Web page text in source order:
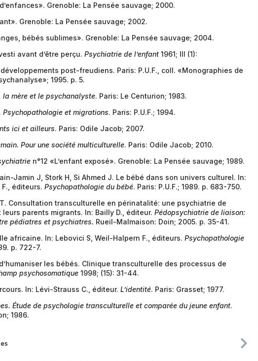
Grenoble: La Pensée sauvage; 2000.
Grenoble: La Pensée sauvage; 2002.
bébés sublimes». Grenoble: La Pensée sauvage; 2004.
avant d’être perçu. Psychiatrie de l’enfant 1961; III (1):
post-freudiens. Paris: P.U.F., coll. «Monographies de
1995. p. 5.
la mère et le psychanalyste. Paris: Le Centurion; 1983.
Psychopathologie et migrations. Paris: P.U.F.; 1994.
ici et ailleurs. Paris: Odile Jacob; 2007.
Pour une société multiculturelle. Paris: Odile Jacob; 2010.
n°12 «L’enfant exposé». Grenoble: La Pensée sauvage; 1989.
Jamin J, Stork H, Si Ahmed J. Le bébé dans son univers culturel. In:
éditeurs. Psychopathologie du bébé. Paris: P.U.F.; 1989. p. 683-750.
T. Consultation transculturelle en périnatalité: une psychiatrie de
parents migrants. In: Bailly D., éditeur. Pédopsychiatrie de liaison:
pédiatres et psychiatres. Rueil-Malmaison: Doin; 2005. p. 35-41.
africaine. In: Lebovici S, Weil-Halpern F., éditeurs. Psychopathologie
p. 722-7.
d’humaniser les bébés. Clinique transculturelle des processus de
psychosomatique 1998; (15): 31-44.
In: Lévi-Strauss C., éditeur. L’identité. Paris: Grasset; 1977.
Étude de psychologie transculturelle et comparée du jeune enfant.
1986.